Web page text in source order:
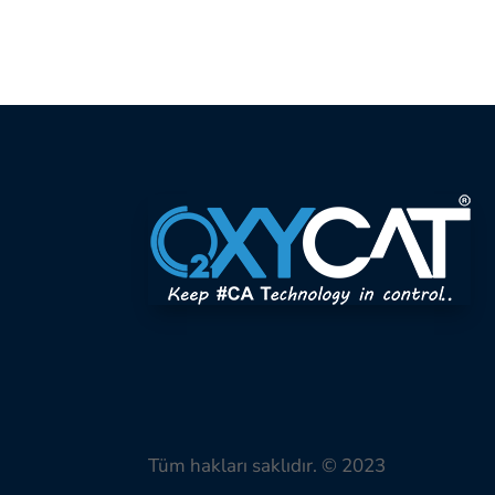
Tüm hakları saklıdır. © 2023